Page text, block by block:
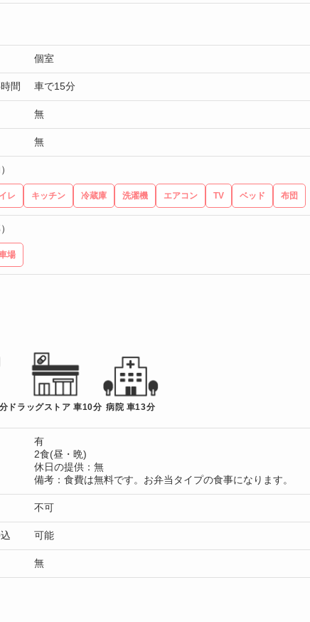
個室
間 車で15分
無
無
レ キッチン 冷蔵庫 洗濯機 エアコン TV ベッド 布団
場
ドラッグストア 車10分 病院 車13分
有
2食(昼・晩)
休日の提供：無
備考：食費は無料です。お弁当タイプの食事になります。
不可
可能
無